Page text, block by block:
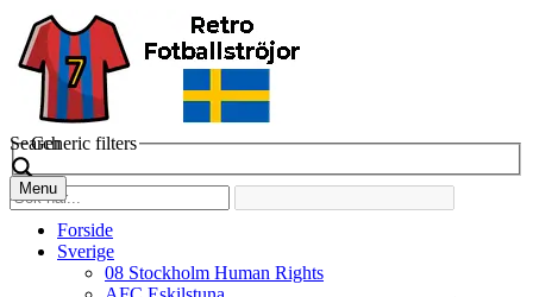
Search
Generic filters
Menu
Forside
Sverige
08 Stockholm Human Rights